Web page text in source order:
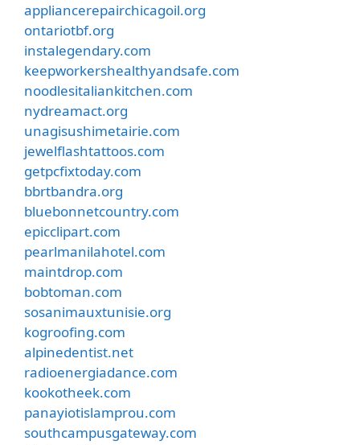
appliancerepairchicagoil.org
ontariotbf.org
instalegendary.com
keepworkershealthyandsafe.com
noodlesitaliankitchen.com
nydreamact.org
unagisushimetairie.com
jewelflashtattoos.com
getpcfixtoday.com
bbrtbandra.org
bluebonnetcountry.com
epicclipart.com
pearlmanilahotel.com
maintdrop.com
bobtoman.com
sosanimauxtunisie.org
kogroofing.com
alpinedentist.net
radioenergiadance.com
kookotheek.com
panayiotislamprou.com
southcampusgateway.com